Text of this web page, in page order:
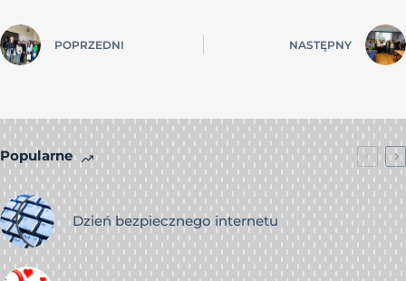
POPRZEDNI NASTĘPNY
Popularne
Dzień bezpiecznego internetu